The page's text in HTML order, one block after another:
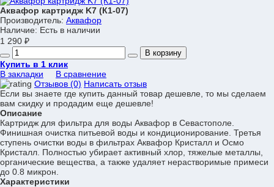
Сервис
Аквафор картридж K7 (К1-07)
Производитель: Аквафор
Наличие: Есть в наличии
1 290 ₽
В корзину
Купить в 1 клик
В закладки
В сравнение
Отзывов (0) Написать отзыв
Если вы знаете где купить данный товар дешевле, то мы сделаем
вам скидку и продадим еще дешевле!
Описание
Картридж для фильтра для воды Аквафор в Севастополе.
Финишная очистка питьевой воды и кондиционирование. Третья
ступень очистки воды в фильтрах Аквафор Кристалл и Осмо
Кристалл. Полностью убирает активный хлор, тяжелые металлы,
органические вещества, а также удаляет нерастворимые примеси
до 0.8 микрон.
Характеристики